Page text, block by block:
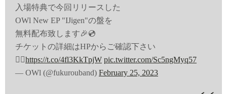
入場特典で今回リリースした
OWl New EP "IJigen"の盤を
無料配布致します🎉💿
チケットの詳細はHPからご確認下さい
💁‍♀️https://t.co/4fl3KkTpjW pic.twitter.com/Sc5ngMyq57
— OWl (@fukurouband) February 25, 2023